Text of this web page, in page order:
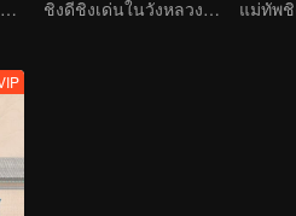
เรื่องรักๆ ของ หลินอีเฉินกับเฟิ๋งซ่าวเฟิง
ชิงดีชิงเด่นในวังหลวง! สตรีเด็ดเดี่ยวลุกขึ้นสู้
แม่ทัพชิ